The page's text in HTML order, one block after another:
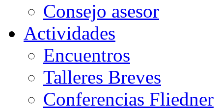
Consejo asesor
Actividades
Encuentros
Talleres Breves
Conferencias Fliedner